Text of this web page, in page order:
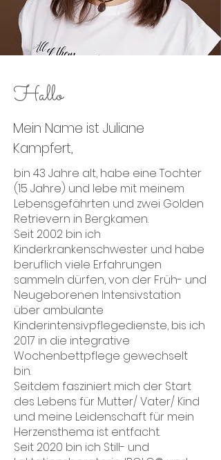
Hallo
Mein Name ist Juliane
Kampfert,
bin 43 Jahre alt, habe eine Tochter
(15 Jahre) und lebe mit meinem
Lebensgefährten und zwei Golden
Retrievern in Bergkamen.
Seit 2002 bin ich
Kinderkrankenschwester und habe
beruflich viele Erfahrungen
sammeln dürfen, von der Früh- und
Neugeborenen Intensivstation
über ambulante
Kinderintensivpflegedienste, bis ich
2017 in die integrative
Wochenbettpflege gewechselt
bin.
Seitdem fasziniert mich der Start
des Lebens für Mutter/ Vater/ Kind
und meine Leidenschaft für mein
Herzensthema ist entfacht.
Seit 2020 bin ich Still- und